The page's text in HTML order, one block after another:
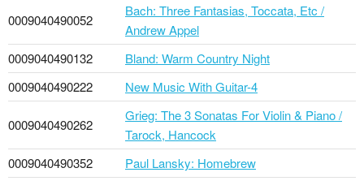
0009040490052
Bach: Three Fantasias, Toccata, Etc /
Andrew Appel
0009040490132
Bland: Warm Country Night
0009040490222
New Music With Guitar-4
0009040490262
Grieg: The 3 Sonatas For Violin & Piano /
Tarock, Hancock
0009040490352
Paul Lansky: Homebrew